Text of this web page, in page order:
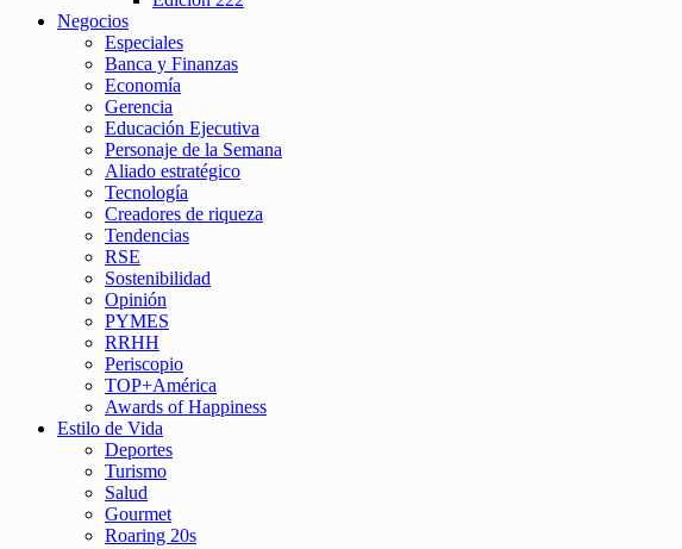
Negocios
Especiales
Banca y Finanzas
Economía
Gerencia
Educación Ejecutiva
Personaje de la Semana
Aliado estratégico
Tecnología
Creadores de riqueza
Tendencias
RSE
Sostenibilidad
Opinión
PYMES
RRHH
Periscopio
TOP+América
Awards of Happiness
Estilo de Vida
Deportes
Turismo
Salud
Gourmet
Roaring 20s